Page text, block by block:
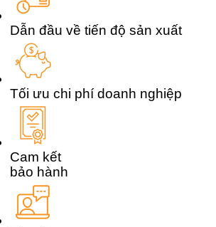
Dẫn đầu về tiến độ sản xuất
Tối ưu chi phí doanh nghiệp
Cam kết
bảo hành